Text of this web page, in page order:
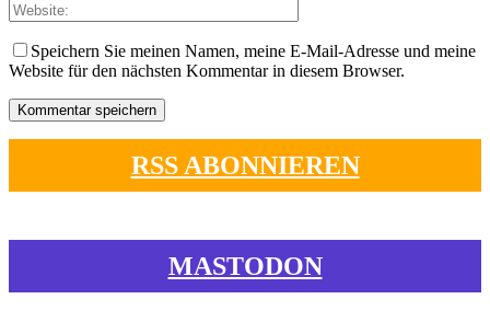
Speichern Sie meinen Namen, meine E-Mail-Adresse und meine
Website für den nächsten Kommentar in diesem Browser.
RSS ABONNIEREN
MASTODON